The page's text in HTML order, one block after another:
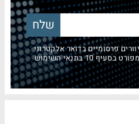
פרסומיים בדואר אלקטרוני
10 בתנאי השימוש